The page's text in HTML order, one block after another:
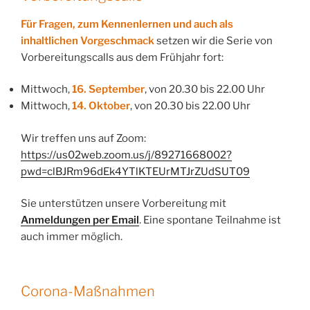
Für Fragen, zum Kennenlernen und auch als
inhaltlichen Vorgeschmacksetzen wir die Serie von
Vorbereitungscalls aus dem Frühjahr fort:
Mittwoch,16. September, von 20.30 bis 22.00 Uhr
Mittwoch,14. Oktober, von 20.30 bis 22.00 Uhr
Wir treffen uns auf Zoom:
https://us02web.zoom.us/j/89271668002?
pwd=clBJRm96dEk4YTlKTEUrMTJrZUdSUT09
Sie unterstützen unsere Vorbereitung mit
Anmeldungen per Email. Eine spontane Teilnahme ist
auch immer möglich.
Corona-Maßnahmen